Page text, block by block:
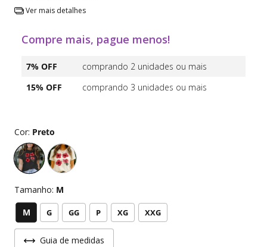
Ver mais detalhes
Compre mais, pague menos!
7% OFF
comprando 2 unidades ou mais
15% OFF
comprando 3 unidades ou mais
Cor: Preto
Tamanho: M
M G GG P XG XXG
Guia de medidas